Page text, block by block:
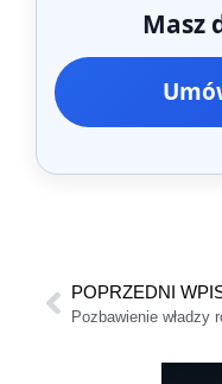
Masz
POPRZEDNI